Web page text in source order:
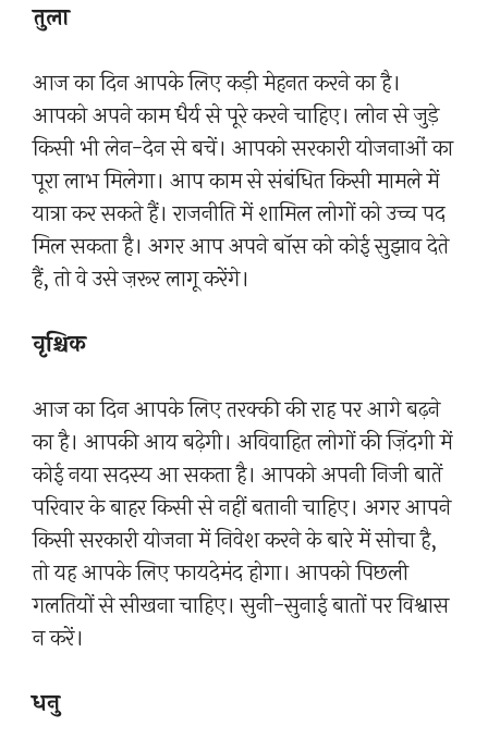
तुला
आज का दिन आपके लिए कड़ी मेहनत करने का है।
आपको अपने काम धैर्य से पूरे करने चाहिए। लोन से जुड़े
किसी भी लेन-देन से बचें। आपको सरकारी योजनाओं का
पूरा लाभ मिलेगा। आप काम से संबंधित किसी मामले में
यात्रा कर सकते हैं। राजनीति में शामिल लोगों को उच्च पद
मिल सकता है। अगर आप अपने बॉस को कोई सुझाव देते
हैं, तो वे उसे ज़रूर लागू करेंगे।
वृश्चिक
आज का दिन आपके लिए तरक्की की राह पर आगे बढ़ने
का है। आपकी आय बढ़ेगी। अविवाहित लोगों की ज़िंदगी में
कोई नया सदस्य आ सकता है। आपको अपनी निजी बातें
परिवार के बाहर किसी से नहीं बतानी चाहिए। अगर आपने
किसी सरकारी योजना में निवेश करने के बारे में सोचा है,
तो यह आपके लिए फायदेमंद होगा। आपको पिछली
गलतियों से सीखना चाहिए। सुनी-सुनाई बातों पर विश्वास
न करें।
धनु